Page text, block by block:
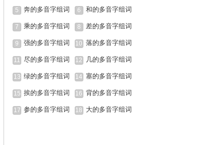
5 奔的多音字组词 6 和的多音字组词
7 乘的多音字组词 8 差的多音字组词
9 强的多音字组词 10 落的多音字组词
11 尽的多音字组词 12 几的多音字组词
13 绿的多音字组词 14 塞的多音字组词
15 挨的多音字组词 16 背的多音字组词
17 参的多音字组词 18 大的多音字组词